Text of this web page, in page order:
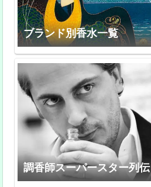
ブランド別香水一覧
調香師スーパースター列伝